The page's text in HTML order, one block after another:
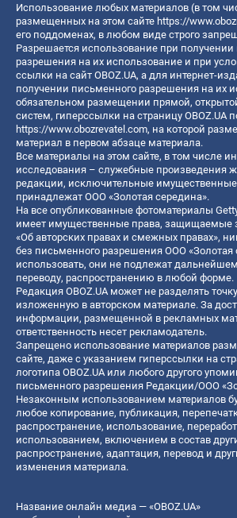
Использование любых материалов (в том
размещенных на этом сайте https://
его поддоменах, в любом виде строго
Разрешается использование при
разрешения на их использование и при
ссылки на сайт OBOZ.UA, а для интернет-
получении письменного разрешения на их
обязательном размещении прямой,
систем, гиперссылки на страницу OBOZ.UA
https://www.obozrevatel.com, на которой
материал в первом абзаце материала.
Все материалы на этом сайте, в том числе
исследования – служебные произведения
редакции, исключительные имущественные
принадлежат ООО «Золотая середина».
На все опубликованные фотоматериалы
имеет имущественные права, защищаемые
«Об авторских правах и смежных правах»,
без письменного разрешения ООО «Золотая
использовать, они не подлежат
переводу, распространению в любой форме.
Редакция OBOZ.UA может не разделять
изложенную в авторском материале. За
информации, размещенной в рекламных
ответственность несет рекламодатель.
Запрещено использование материалов
сайте, даже с указанием гиперссылки на
логотипа OBOZ.UA или любого другого
письменного разрешения Редакции/ООО
Незаконным использованием материалов
любое копирование, публикация,
распространение, использование,
использованием, включением в состав
распространение, адаптация, перевод и
изменения материала.
Название онлайн медиа — «OBOZ.UA»